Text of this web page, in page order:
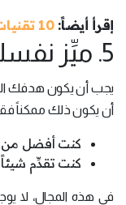
إقرأ أيضاً:10 تقنيات كوتشينغ يحتاج إليها جميع المديرين
5. ميِّز نفسك عن منافسيك:
يجب أن يكون هدفك
أن يكون ذلك ممكناً
كنت أفضل
كنت تقدِّم
في هذه المجال، لا